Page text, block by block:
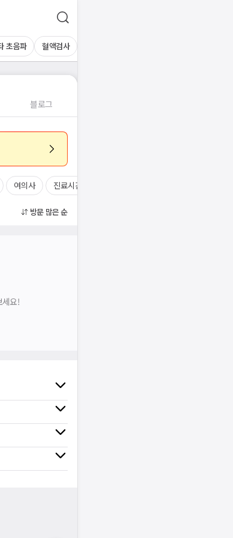
초음파 혈액검사
블로그
여의사 진료시간
방문 많은 순
세요!